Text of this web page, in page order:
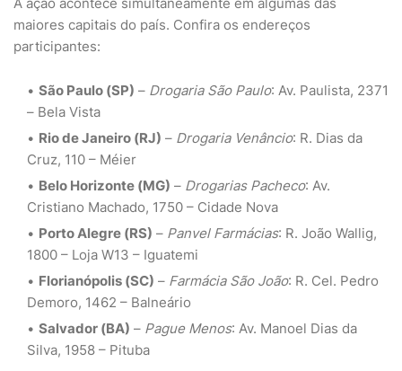
maiores capitais do país. Confira os endereços
participantes:
São Paulo (SP) – Drogaria São Paulo: Av. Paulista, 2371
– Bela Vista
Rio de Janeiro (RJ) – Drogaria Venâncio: R. Dias da
Cruz, 110 – Méier
Belo Horizonte (MG) – Drogarias Pacheco: Av.
Cristiano Machado, 1750 – Cidade Nova
Porto Alegre (RS) – Panvel Farmácias: R. João Wallig,
1800 – Loja W13 – Iguatemi
Florianópolis (SC) – Farmácia São João: R. Cel. Pedro
Demoro, 1462 – Balneário
Salvador (BA) – Pague Menos: Av. Manoel Dias da
Silva, 1958 – Pituba